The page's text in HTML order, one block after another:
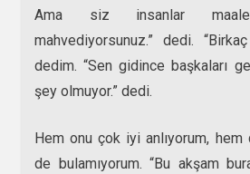
Ama siz insanlar
mahvediyorsunuz.” dedi.
dedim. “Sen gidince başkaları
şey olmuyor.” dedi.
Hem onu çok iyi anlıyorum,
de bulamıyorum. “Bu akşam